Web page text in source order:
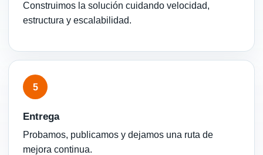
Construimos la solución cuidando velocidad,
estructura y escalabilidad.
5
Entrega
Probamos, publicamos y dejamos una ruta de
mejora continua.